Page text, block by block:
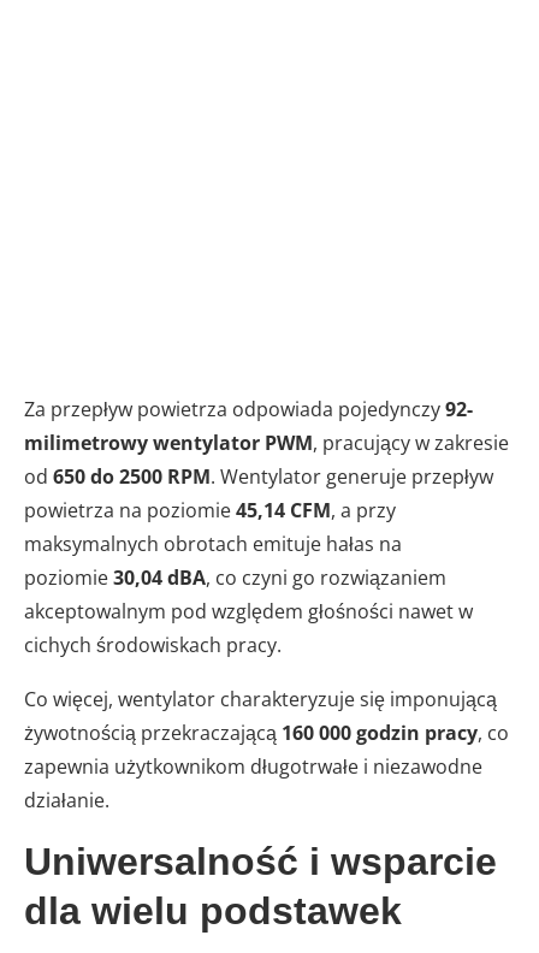
Za przepływ powietrza odpowiada pojedynczy92-
milimetrowy wentylator PWM, pracujący w zakresie
od 650 do 2500 RPM. Wentylator generuje przepływ
powietrza na poziomie45,14 CFM, a przy
maksymalnych obrotach emituje hałas na
poziomie30,04 dBA, co czyni go rozwiązaniem
akceptowalnym pod względem głośności nawet w
cichych środowiskach pracy.
Co więcej, wentylator charakteryzuje się imponującą
żywotnością przekraczającą 160 000 godzin pracy, co
zapewnia użytkownikom długotrwałe i niezawodne
działanie.
Uniwersalność i wsparcie
dla wielu podstawek